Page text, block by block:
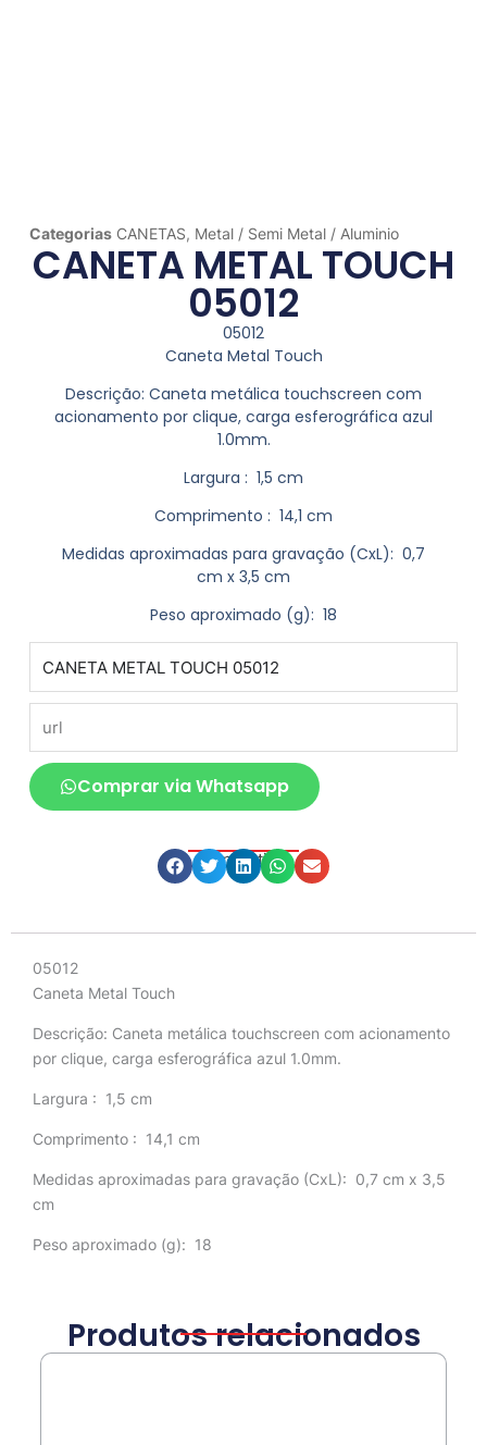
Categorias CANETAS, Metal / Semi Metal / Aluminio
CANETA METAL TOUCH
05012
05012
Caneta Metal Touch
Descrição: Caneta metálica touchscreen com
acionamento por clique, carga esferográfica azul
1.0mm.
Largura : 1,5 cm
Comprimento : 14,1 cm
Medidas aproximadas para gravação (CxL): 0,7
cm x 3,5 cm
Peso aproximado (g): 18
Comprar via Whatsapp
Compartilhe
05012
Caneta Metal Touch
Descrição: Caneta metálica touchscreen com acionamento
por clique, carga esferográfica azul 1.0mm.
Largura : 1,5 cm
Comprimento : 14,1 cm
Medidas aproximadas para gravação (CxL): 0,7 cm x 3,5
cm
Peso aproximado (g): 18
Produtos relacionados